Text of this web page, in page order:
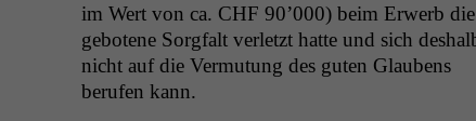
im Wert von ca. CHF 90’000) beim Erwerb die
gebotene Sorgfalt ver­let­zt hat­te und sich
nicht auf die Ver­mu­tung des guten Glaubens
berufen kann.